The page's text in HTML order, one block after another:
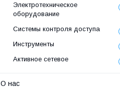
Электротехническое
оборудование
Системы контроля доступа
Инструменты
Активное сетевое
О нас